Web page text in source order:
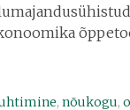
, nõukogu,